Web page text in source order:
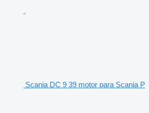
Scania DC 9 39 motor para Scania P